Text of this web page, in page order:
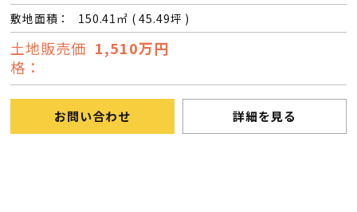
敷地面積：
150.41㎡ ( 45.49坪 )
土地販売価
格：
1,510万円
お問い合わせ 詳細を見る